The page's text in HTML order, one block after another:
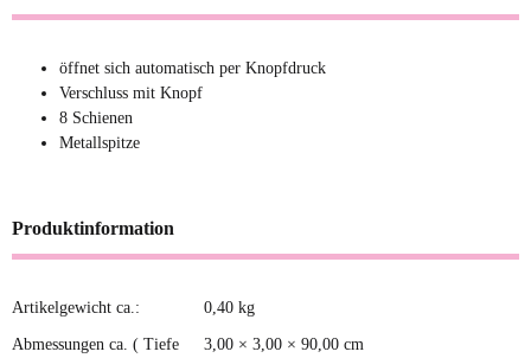
öffnet sich automatisch per Knopfdruck
Verschluss mit Knopf
8 Schienen
Metallspitze
Produktinformation
Produkteigenschaft
Wert
Artikelgewicht ca.: 0,40 kg
Abmessungen ca. ( Tiefe
3,00 × 3,00 × 90,00 cm